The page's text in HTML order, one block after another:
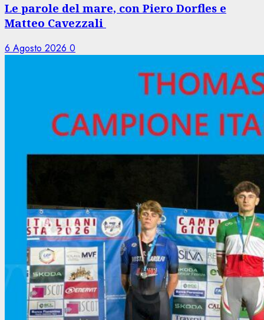
Le parole del mare, con Piero Dorfles e
Matteo Cavezzali
6 Agosto 2026 0